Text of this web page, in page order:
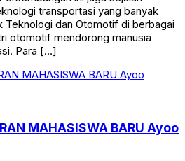
transportasi yang banyak
Teknologi dan Otomotif di berbagai
otomotif mendorong manusia
Para […]
MAHASISWA BARU Ayoo